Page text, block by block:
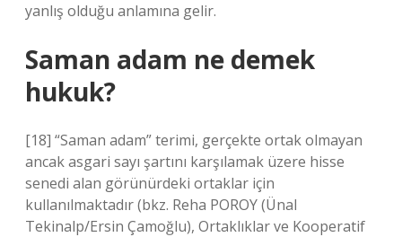
yanlış olduğu anlamına gelir.
Saman adam ne demek
hukuk?
[18] “Saman adam” terimi, gerçekte ortak olmayan
ancak asgari sayı şartını karşılamak üzere hisse
senedi alan görünürdeki ortaklar için
kullanılmaktadır (bkz. Reha POROY (Ünal
Tekinalp/Ersin Çamoğlu), Ortaklıklar ve Kooperatif